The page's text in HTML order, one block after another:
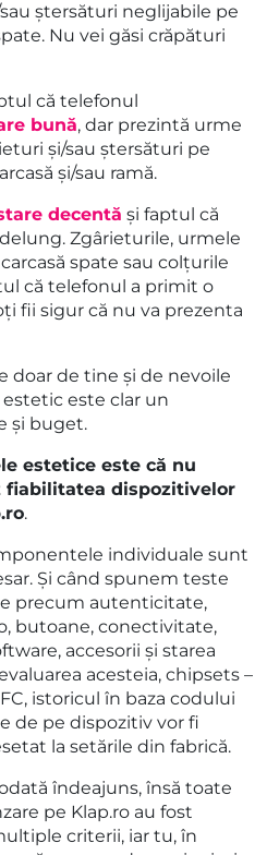
ștersături neglijabile pe
Nu vei găsi crăpături
că telefonul
bună, dar prezintă urme
și/sau ștersături pe
și/sau ramă.
decentă și faptul că
Zgârieturile, urmele
spate sau colțurile
că telefonul a primit o
fii sigur că nu va prezenta
doar de tine și de nevoile
este clar un
și buget.
estetice este că nu
fiabilitatea dispozitivelor
.
individuale sunt
Și când spunem teste
precum autenticitate,
butoane, conectivitate,
accesorii și starea
acesteia, chipsets –
istoricul în baza codului
de pe dispozitiv vor fi
la setările din fabrică.
îndeajuns, însă toate
pe Klap.ro au fost
criterii, iar tu, în